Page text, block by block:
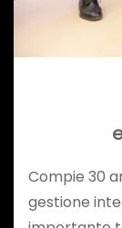
Compie 30
gestione